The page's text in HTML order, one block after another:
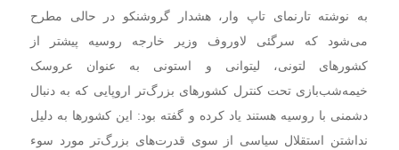
به نوشته تارنمای تاپ وار، هشدار گروشنکو در حالی مطرح
می‌شود که سرگئی لاوروف وزیر خارجه روسیه پیشتر از
کشورهای لتونی، لیتوانی و استونی به عنوان عروسک
خیمه‌شب‌بازی تحت کنترل کشورهای بزرگ‌تر اروپایی که به دنبال
دشمنی با روسیه هستند یاد کرده و گفته بود: این کشورها به دلیل
نداشتن استقلال سیاسی از سوی قدرت‌های بزرگ‌تر مورد سوء